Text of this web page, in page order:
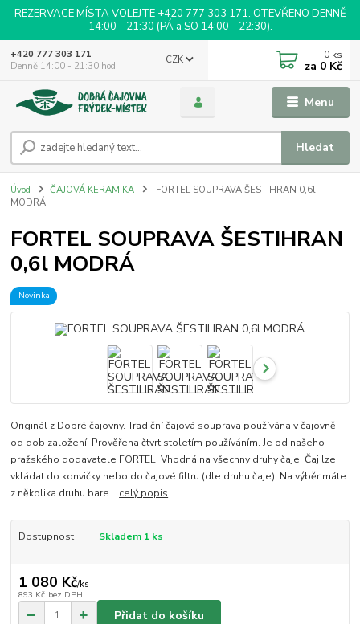
REZERVACE MÍSTA VOLEJTE +420 777 303 171. OTEVŘENO DENNĚ
14:00 - 21:30 (PÁ a SO 14:00 - 22:30).
Menu
CZK
Hledat
+420 777 303 171
Denně 14:00 - 21:30 hod
0 ks
za 0 Kč
Úvod ČAJOVÁ KERAMIKA
FORTEL SOUPRAVA ŠESTIHRAN 0,6l
MODRÁ
FORTEL SOUPRAVA ŠESTIHRAN
0,6l MODRÁ
Novinka
Originál z Dobré čajovny. Tradiční čajová souprava používána v čajovně
od dob založení. Prověřena čtvrt stoletím používáním. Je od našeho
pražského dodavatele FORTEL. Vhodná na všechny druhy čaje. Čaj lze
vkládat do konvičky nebo do čajové filtru (dle druhu čaje). Na výběr máte
z několika druhu bare... celý popis
Dostupnost Skladem 1 ks
1 080 Kč/ks
893 Kč bez DPH
Přidat do košíku